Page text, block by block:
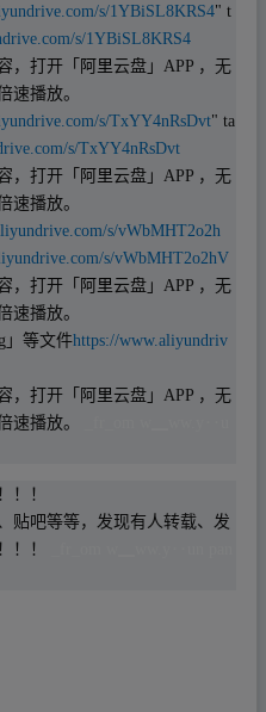
s/1YBiSL8KRS4" t
s/1YBiSL8KRS4
，打开「 阿里云盘」APP ，无
速播放。
s/TxYY4nRsDvt" ta
s/TxYY4nRsDvt
，打开「 阿里云盘」APP ，无
速播放。
s/vWbMHT2o2h
s/vWbMHT2o2hV
，打开「 阿里云盘」APP ，无
速播放。
」等文件https://www.aliyundriv
，打开「 阿里云盘」APP ，无
速播放。
！！
贴吧等等，发现有人转载、发
！！